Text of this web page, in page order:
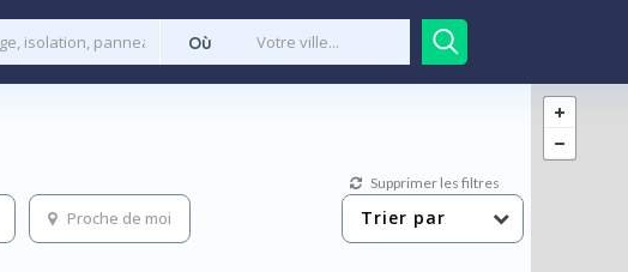
Où
Supprimer les filtres
Proche de moi Trier par